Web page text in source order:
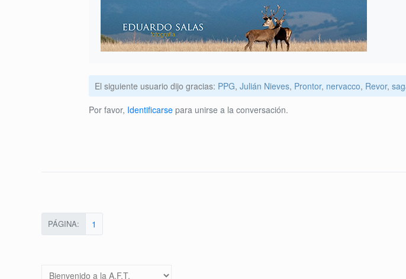
El siguiente usuario dijo gracias: PPG, Julián Nieves, Prontor, nervacco, Revor,
Por favor, Identificarse para unirse a la conversación.
PÁGINA: 1